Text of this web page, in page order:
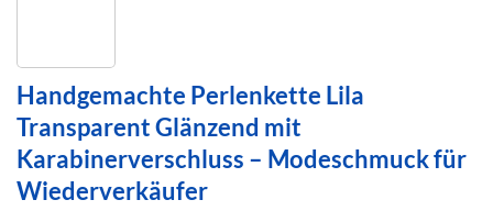
Handgemachte Perlenkette Lila
Transparent Glänzend mit
Karabinerverschluss – Modeschmuck für
Wiederverkäufer